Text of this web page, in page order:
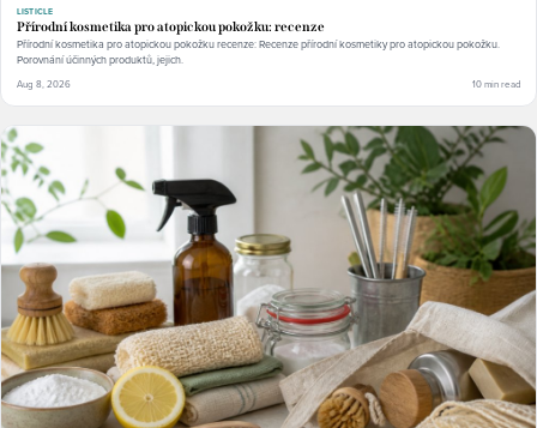
LISTICLE
Přírodní kosmetika pro atopickou pokožku: recenze
Přírodní kosmetika pro atopickou pokožku recenze: Recenze přírodní kosmetiky pro atopickou pokožku.
Porovnání účinných produktů, jejich.
Aug 8, 2026 10 min read